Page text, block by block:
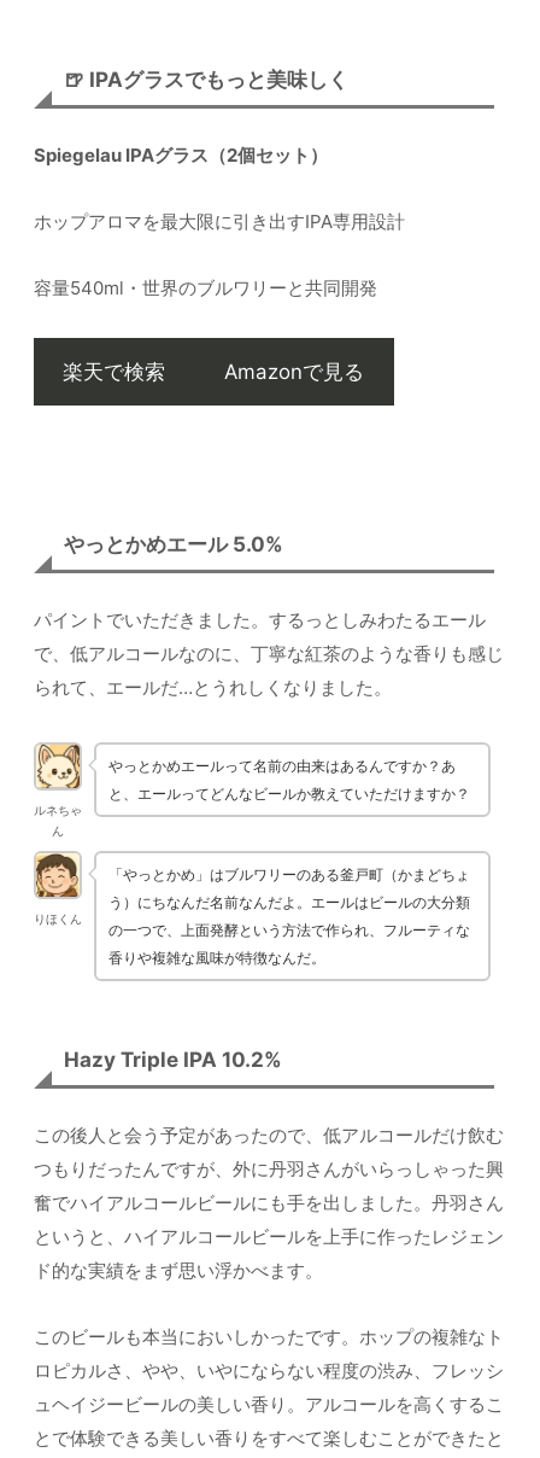
🍺 IPAグラスでもっと美味しく
Spiegelau IPAグラス（2個セット）
ホップアロマを最大限に引き出すIPA専用設計
容量540ml・世界のブルワリーと共同開発
楽天で検索 Amazonで見る
やっとかめエール 5.0%
パイントでいただきました。するっとしみわたるエール
で、低アルコールなのに、丁寧な紅茶のような香りも感じ
られて、エールだ…とうれしくなりました。
ルネちゃ
ん
やっとかめエールって名前の由来はあるんですか？あ
と、エールってどんなビールか教えていただけますか？
りほくん
「やっとかめ」はブルワリーのある釜戸町（かまどちょ
う）にちなんだ名前なんだよ。エールはビールの大分類
の一つで、上面発酵という方法で作られ、フルーティな
香りや複雑な風味が特徴なんだ。
Hazy Triple IPA 10.2%
この後人と会う予定があったので、低アルコールだけ飲む
つもりだったんですが、外に丹羽さんがいらっしゃった興
奮でハイアルコールビールにも手を出しました。丹羽さん
というと、ハイアルコールビールを上手に作ったレジェン
ド的な実績をまず思い浮かべます。
このビールも本当においしかったです。ホップの複雑なト
ロピカルさ、やや、いやにならない程度の渋み、フレッシ
ュヘイジービールの美しい香り。アルコールを高くするこ
とで体験できる美しい香りをすべて楽しむことができたと